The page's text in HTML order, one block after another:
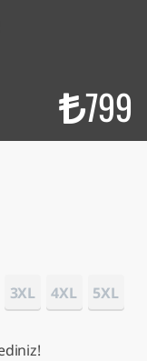
799
3XL 4XL 5XL